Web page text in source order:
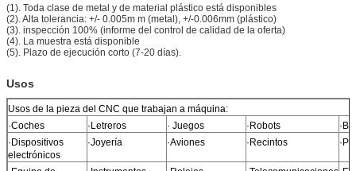
(1). Toda clase de metal y de material plástico está disponibles
(2). Alta tolerancia: +/- 0.005m m (metal), +/-0.006mm (plástico)
(3). inspección 100% (informe del control de calidad de la oferta)
(4). La muestra está disponible
(5). Plazo de ejecución corto (7-20 días).
Usos
Usos de la pieza del CNC que trabajan a máquina:
·Coches
·Letreros · Juegos ·Robots
·Dispositivos
electrónicos
·Joyería ·Aviones ·Recintos